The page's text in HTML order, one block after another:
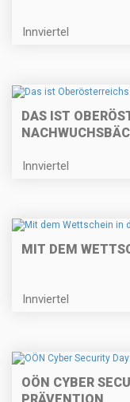
Innviertel
DAS IST
Innviertel
MIT DEM
Innviertel
OÖN CYBER